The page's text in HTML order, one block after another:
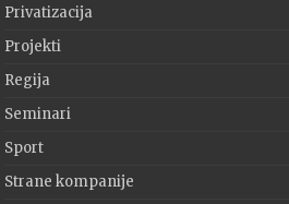
Privatizacija
Projekti
Regija
Seminari
Sport
Strane kompanije